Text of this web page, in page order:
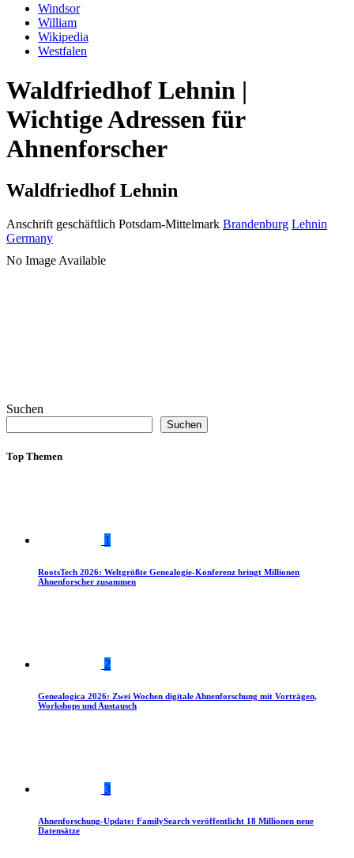
Windsor
William
Wikipedia
Westfalen
Waldfriedhof Lehnin |
Wichtige Adressen für
Ahnenforscher
Waldfriedhof Lehnin
Anschrift geschäftlich Potsdam-Mittelmark Brandenburg Lehnin
Germany
No Image Available
Suchen
Suchen
Top Themen
1
RootsTech 2026: Weltgrößte Genealogie-Konferenz bringt Millionen
Ahnenforscher zusammen
2
Genealogica 2026: Zwei Wochen digitale Ahnenforschung mit Vorträgen,
Workshops und Austausch
3
Ahnenforschung-Update: FamilySearch veröffentlicht 18 Millionen neue
Datensätze